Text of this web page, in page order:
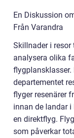
En Diskussion
Från Varandra
Skillnader i
analysera olika
flygplansklasser.
departementet
flyger resenärer
innan de landar
en direktflyg.
som påverkar